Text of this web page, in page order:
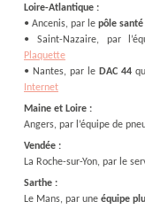
Loire-Atlantique :
• Ancenis, par le pôle santé
• Saint-Nazaire, par
Plaquette
• Nantes, par le DAC 44
Internet
Maine et Loire :
Angers, par l’équipe de
Vendée :
La Roche-sur-Yon, par le
Sarthe :
Le Mans, par une équipe